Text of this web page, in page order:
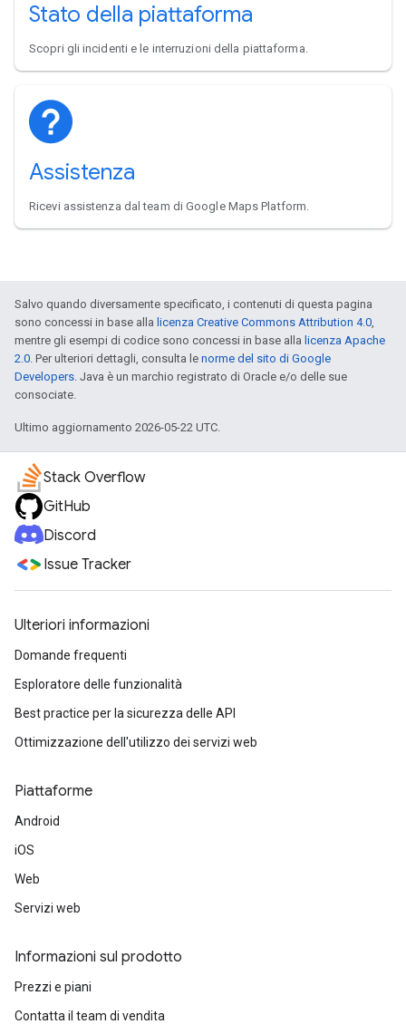
Stato della piattaforma
Scopri gli incidenti e le interruzioni della piattaforma.
Assistenza
Ricevi assistenza dal team di Google Maps Platform.
Salvo quando diversamente specificato, i contenuti di questa pagina
sono concessi in base alla licenza Creative Commons Attribution 4.0,
mentre gli esempi di codice sono concessi in base alla licenza Apache
2.0. Per ulteriori dettagli, consulta le norme del sito di Google
Developers. Java è un marchio registrato di Oracle e/o delle sue
consociate.
Ultimo aggiornamento 2026-05-22 UTC.
Stack Overflow
GitHub
Discord
Issue Tracker
Ulteriori informazioni
Domande frequenti
Esploratore delle funzionalità
Best practice per la sicurezza delle API
Ottimizzazione dell'utilizzo dei servizi web
Piattaforme
Android
iOS
Web
Servizi web
Informazioni sul prodotto
Prezzi e piani
Contatta il team di vendita